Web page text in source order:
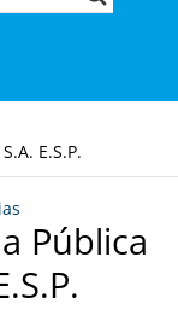
E.S.P.
Pública